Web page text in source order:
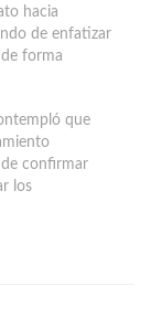
hacia
de enfatizar
forma
que
confirmar
los